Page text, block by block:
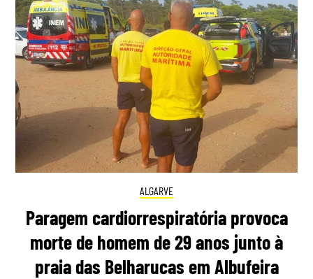
ALGARVE
Paragem cardiorrespiratória provoca
morte de homem de 29 anos junto à
praia das Belharucas em Albufeira